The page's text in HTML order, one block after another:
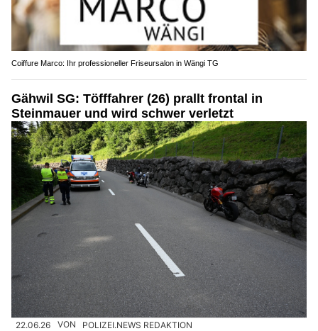
Coiffure Marco: Ihr professioneller Friseursalon in Wängi TG
Gähwil SG: Töfffahrer (26) prallt frontal in
Steinmauer und wird schwer verletzt
22.06.26 VON POLIZEI.NEWS REDAKTION